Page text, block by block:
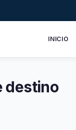
INICIO
destino